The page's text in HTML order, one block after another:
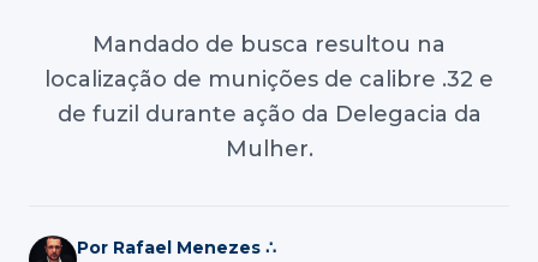
Mandado de busca resultou na
localização de munições de calibre .32 e
de fuzil durante ação da Delegacia da
Mulher.
Por Rafael Menezes ∴